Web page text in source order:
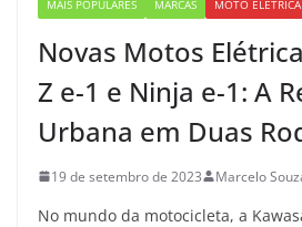
MAIS POPULARES MARCAS MOTO ELÉTRICA
Novas Motos
Z e-1 e Ninja e-1: A
Urbana em Duas
19 de setembro de 2023 Marcelo
No mundo da motocicleta, a